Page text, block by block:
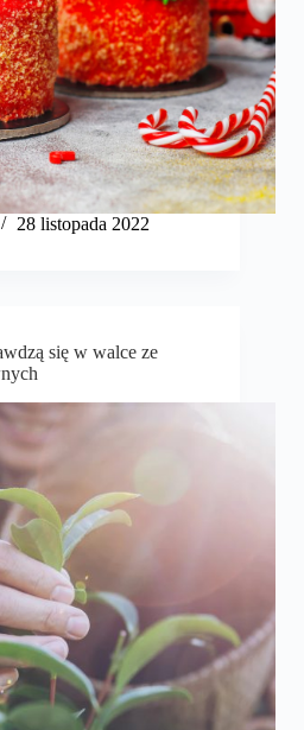
28 listopada 2022
się w walce ze